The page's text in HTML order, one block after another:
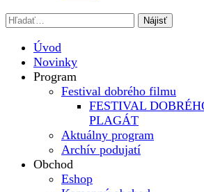
Úvod
Novinky
Program
Festival dobrého filmu
FESTIVAL
PLAGÁT
Aktuálny program
Archív podujatí
Obchod
Eshop